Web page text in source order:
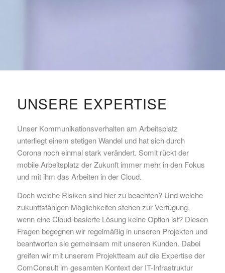
UNSERE EXPERTISE
Unser Kommunikationsverhalten am Arbeitsplatz
unterliegt einem stetigen Wandel und hat sich durch
Corona noch einmal stark verändert. Somit rückt der
mobile Arbeitsplatz der Zukunft immer mehr in den Fokus
und mit ihm das Arbeiten in der Cloud.
Doch welche Risiken sind hier zu beachten? Und welche
zukunftsfähigen Möglichkeiten stehen zur Verfügung,
wenn eine Cloud-basierte Lösung keine Option ist? Diesen
Fragen begegnen wir regelmäßig in unseren Projekten und
beantworten sie gemeinsam mit unseren Kunden. Dabei
greifen wir mit unserem Projektteam auf die Expertise der
ComConsult im gesamten Kontext der IT-Infrastruktur